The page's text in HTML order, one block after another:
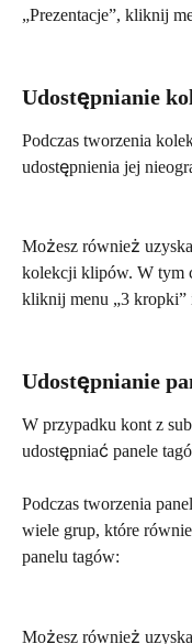
„Prezentacje”, kliknij
Udostępnianie
Podczas tworzenia
udostępnienia jej
Możesz również
kolekcji klipów. W tym
kliknij menu „3 kropki”
Udostępnianie
W przypadku kont z
udostępniać panele
Podczas tworzenia
wiele grup, które
panelu tagów:
Możesz również